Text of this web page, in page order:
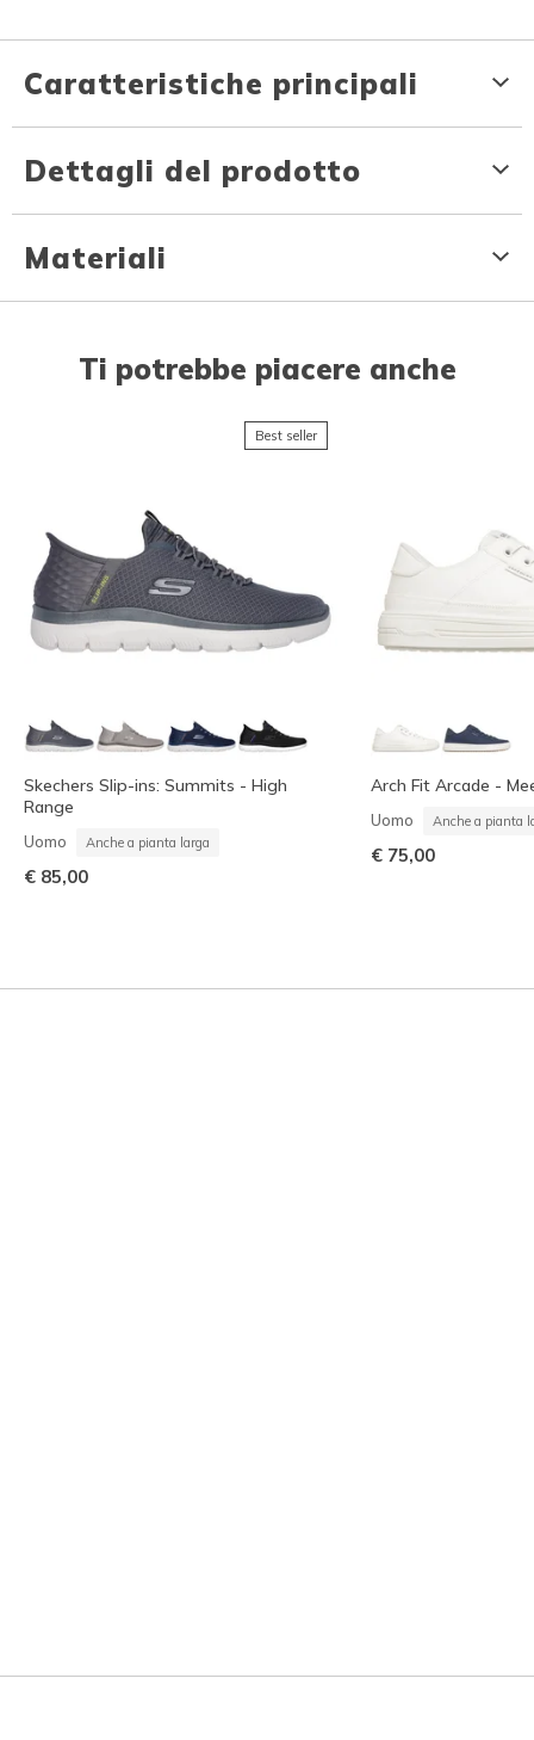
Caratteristiche principali
Dettagli del prodotto
Materiali
Ti potrebbe piacere anche
Best seller
Skechers Slip-ins: Summits - High
Range
Uomo Anche a pianta larga
€ 85,00
Arch Fit Arcade -
Uomo Anche a pianta
€ 75,00